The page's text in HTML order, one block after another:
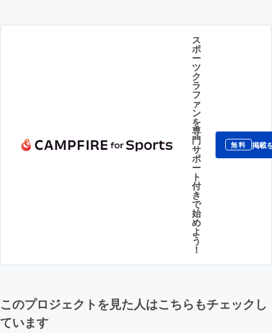
ス
ポ
ー
ツ
ク
ラ
フ
ァ
ン
を
専
門
サ
ポ
ー
ト
付
き
で
始
め
よ
う
！
無料 掲載
このプロジェクトを見た人はこちらもチェックし
ています